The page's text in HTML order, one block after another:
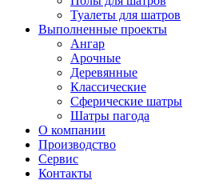
Туалеты для шатров
Выполненные проекты
Ангар
Арочные
Деревянные
Классические
Сферические шатры
Шатры пагода
О компании
Производство
Сервис
Контакты